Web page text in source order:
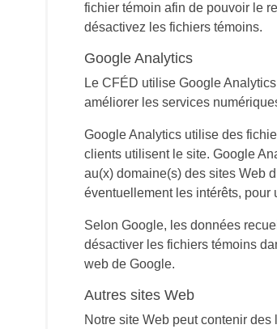
fichier témoin afin de pouvoir le
désactivez les fichiers témoins.
Google Analytics
Le CFÉD utilise Google
améliorer les services
Google Analytics utilise des
clients utilisent le site. Google
au(x) domaine(s) des sites Web
éventuellement les intérêts,
Selon Google, les données
désactiver les fichiers témoins
web de Google.
Autres sites Web
Notre site Web peut contenir